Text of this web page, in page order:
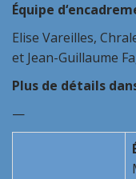
Équipe d
Elise Vareilles,
et Jean-Guillaume
Plus de détails
—